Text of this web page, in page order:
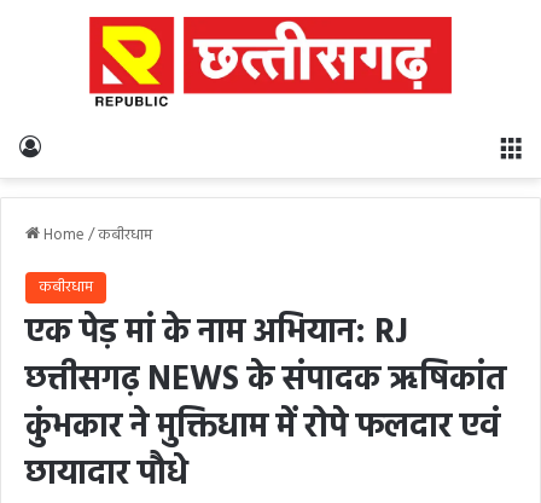
Home/कबीरधाम
कबीरधाम
एक पेड़ मां के नाम अभियान: RJ
छत्तीसगढ़ NEWS के संपादक ऋषिकांत
कुंभकार ने मुक्तिधाम में रोपे फलदार एवं
छायादार पौधे